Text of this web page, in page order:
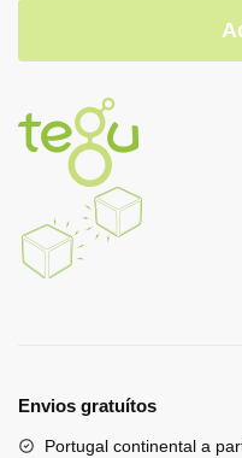
Envios gratuítos
Portugal continental a